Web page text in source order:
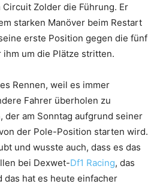
Zolder die Führung. Er
starken Manöver beim Restart
erste Position gegen die fünf
um die Plätze stritten.
Rennen, weil es immer
Fahrer überholen zu
der am Sonntag aufgrund seiner
der Pole-Position starten wird.
und wusste auch, dass es das
bei Dexwet-Df1 Racing, das
das hat es heute einfacher